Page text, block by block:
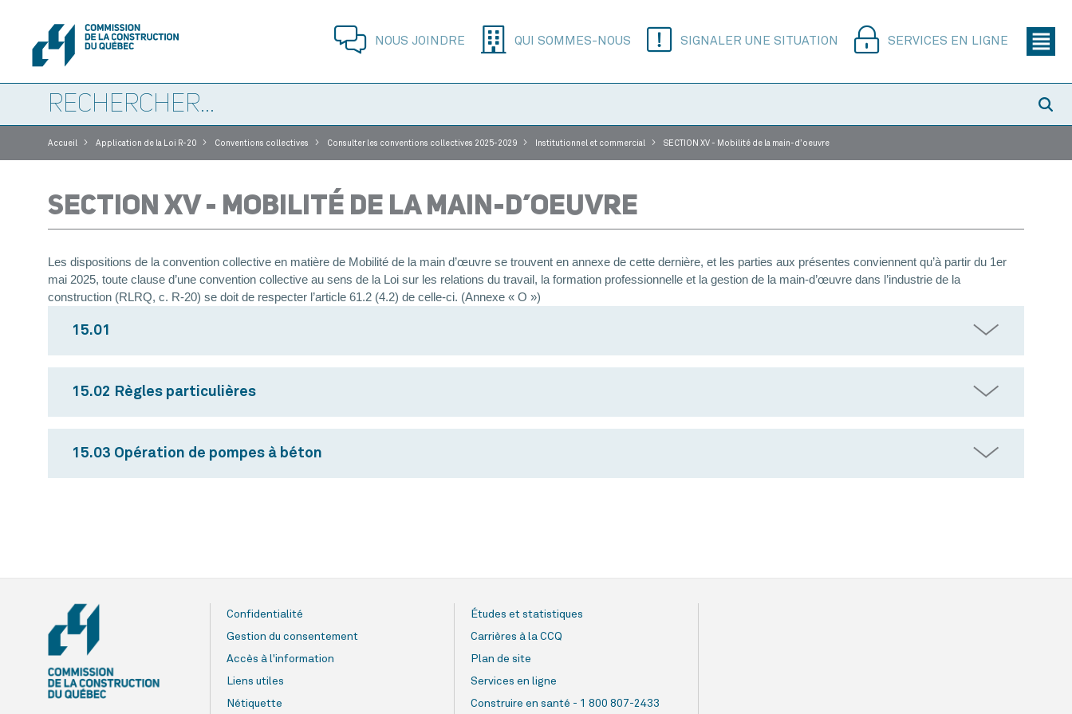
NOUS JOINDRE QUI SOMMES-NOUS SIGNALER UNE SITUATION SERVICES EN LIGNE
Accueil > Application de la Loi R-20 > Conventions collectives > Consulter les conventions collectives 2025-2029 > Institutionnel et commercial > SECTION XV - Mobilité de la main-d’oeuvre
SECTION XV - MOBILITÉ DE LA MAIN-D’OEUVRE
Les dispositions de la convention collective en matière de Mobilité de la main d’œuvre se trouvent en annexe de cette dernière, et les parties aux présentes conviennent qu’à partir du 1er
mai 2025, toute clause d’une convention collective au sens de la Loi sur les relations du travail, la formation professionnelle et la gestion de la main-d’œuvre dans l’industrie de la
construction (RLRQ, c. R-20) se doit de respecter l’article 61.2 (4.2) de celle-ci. (Annexe « O »)
15.01
15.02 Règles particulières
15.03 Opération de pompes à béton
Confidentialité
Gestion du consentement
Accès à l'information
Liens utiles
Nétiquette
Études et statistiques
Carrières à la CCQ
Plan de site
Services en ligne
Construire en santé - 1 800 807-2433